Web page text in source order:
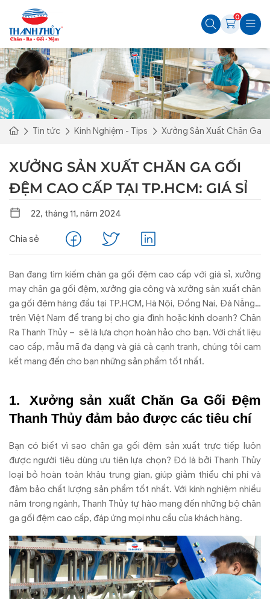
0
Tin tức Kinh Nghiệm - Tips Xưởng Sản Xuất Chăn Ga
XƯỞNG SẢN XUẤT CHĂN GA GỐI
ĐỆM CAO CẤP TẠI TP.HCM: GIÁ SỈ
22, tháng 11, năm 2024
Chia sẻ
Bạn đang tìm kiếm chăn ga gối đệm cao cấp với giá sỉ, xưởng
may chăn ga gối đệm, xưởng gia công và xưởng sản xuất chăn
ga gối đệm hàng đầu tại TP.HCM, Hà Nội, Đồng Nai, Đà Nẵng…
trên Việt Nam để trang bị cho gia đình hoặc kinh doanh? Chăn
Ra Thanh Thủy – sẽ là lựa chọn hoàn hảo cho bạn. Với chất liệu
cao cấp, mẫu mã đa dạng và giá cả cạnh tranh, chúng tôi cam
kết mang đến cho bạn những sản phẩm tốt nhất.
Xưởng sản xuất Chăn Ga Gối Đệm
Thanh Thủy đảm bảo được các tiêu chí
Bạn có biết vì sao chăn ga gối đệm sản xuất trực tiếp luôn
được người tiêu dùng ưu tiên lựa chọn? Đó là bởi Thanh Thủy
loại bỏ hoàn toàn khâu trung gian, giúp giảm thiểu chi phí và
đảm bảo chất lượng sản phẩm tốt nhất. Với kinh nghiệm nhiều
năm trong ngành, Thanh Thủy tự hào mang đến những bộ chăn
ga gối đệm cao cấp, đáp ứng mọi nhu cầu của khách hàng.